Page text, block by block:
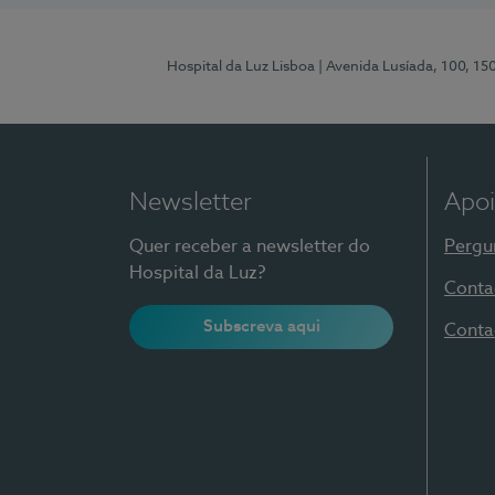
Hospital da Luz Lisboa | Avenida Lusíada, 100,
Newsletter
Quer receber a newsletter do
Hospital da Luz?
Subscreva aqui